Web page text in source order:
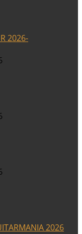
2026-
2026